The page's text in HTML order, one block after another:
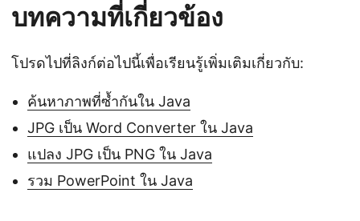
บทความที่เกี่ยวข้อง
โปรดไปที่ลิงก์ต่อไปนี้เพื่อเรียนรู้เพิ่มเติมเกี่ยวกับ:
ค้นหาภาพที่ซ้ำกันใน Java
JPG เป็น Word Converter ใน Java
แปลง JPG เป็น PNG ใน Java
รวม PowerPoint ใน Java